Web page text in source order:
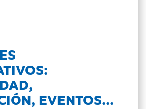
EVENTOS...